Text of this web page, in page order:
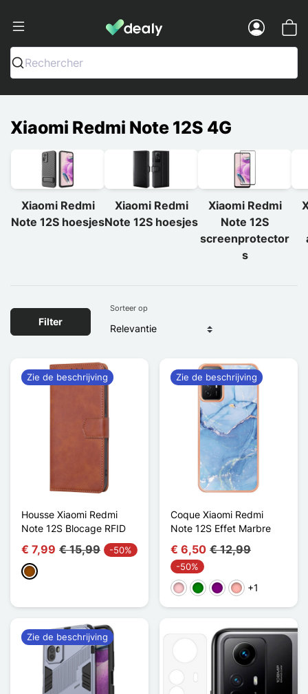
Dealy - Telefoonhoesjes en
Rechercher
Xiaomi Redmi Note 12S 4G
Xiaomi Redmi
Note 12S hoesjes
Xiaomi Redmi
Note 12S hoesjes
Xiaomi Redmi
Note 12S
screenprotector
s
Filter
Sorteer op
Housse Xiaomi Redmi
Note 12S Blocage RFID
€ 7,99 € 15,99 -50%
Bruin
Zie de beschrijving
Coque Xiaomi Redmi
Note 12S Effet Marbre
€ 6,50 € 12,99
-50%
RozeGroenPurperRose Goud
+1
Zie de beschrijving
Zie de beschrijving